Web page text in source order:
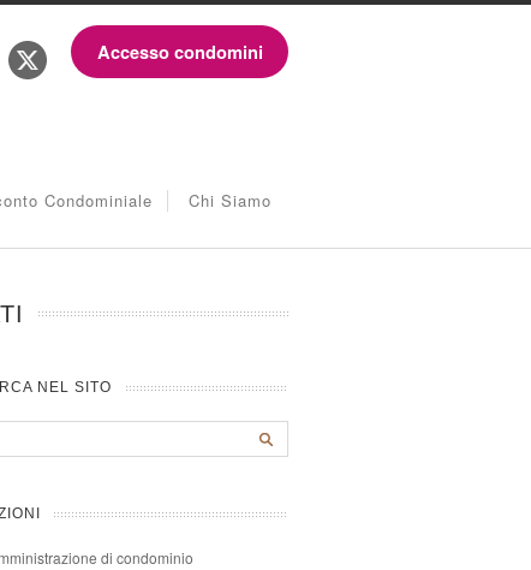
Accesso condomini
Condominiale Chi Siamo
NEL SITO
di condominio